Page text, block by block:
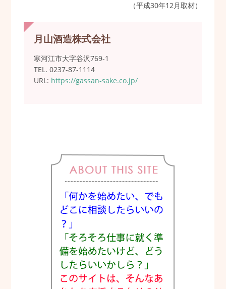
（平成30年12月取材）
月山酒造株式会社
寒河江市大字谷沢769-1
TEL. 0237-87-1114
URL: https://gassan-sake.co.jp/